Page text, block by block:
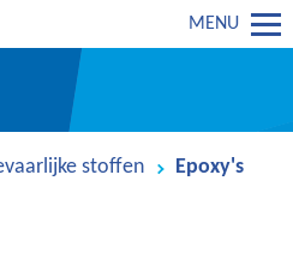
MENU
stoffen Epoxy's